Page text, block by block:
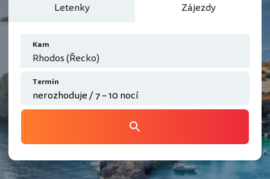
Letenky Zájezdy
Kam
Rhodos (Řecko)
Termín